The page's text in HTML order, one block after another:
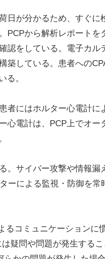
が分かるため、すぐに
PCPから解析レポートを
認をしている。電子カル
築している。患者への
る。
にはホルター心電計に
心電計は、PCP上でオー
サイバー攻撃や情報漏
ーによる監視・防御を
コミュニケーションに
疑問や問題が発生する